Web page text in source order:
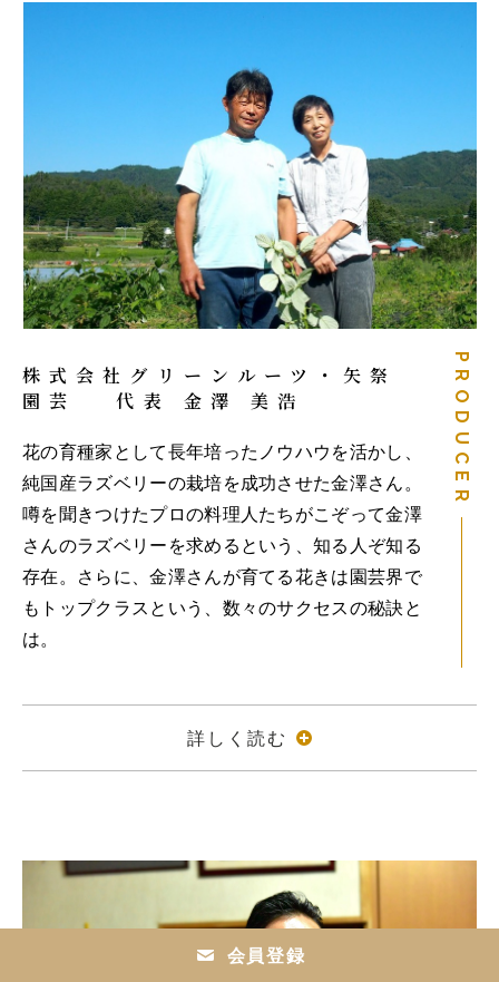
PRODUCER
株式会社グリーンルーツ・矢祭
園芸 代表 金澤 美浩
花の育種家として長年培ったノウハウを活かし、
純国産ラズベリーの栽培を成功させた金澤さん。
噂を聞きつけたプロの料理人たちがこぞって金澤
さんのラズベリーを求めるという、知る人ぞ知る
存在。さらに、金澤さんが育てる花きは園芸界で
もトップクラスという、数々のサクセスの秘訣と
は。
詳しく読む
会員登録